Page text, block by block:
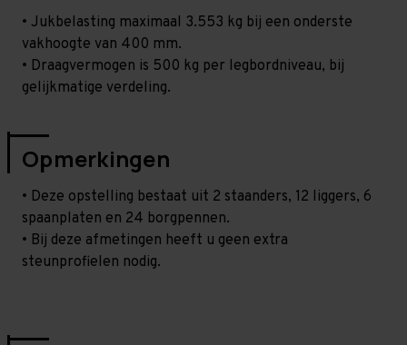
• Jukbelasting maximaal 3.553 kg bij een onderste
vakhoogte van 400 mm.
• Draagvermogen is 500 kg per legbordniveau, bij
gelijkmatige verdeling.
Opmerkingen
• Deze opstelling bestaat uit 2 staanders, 12 liggers, 6
spaanplaten en 24 borgpennen.
• Bij deze afmetingen heeft u geen extra
steunprofielen nodig.